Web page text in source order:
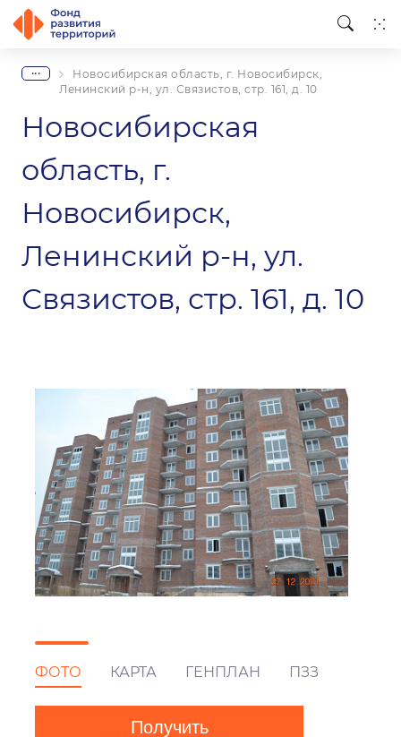
...
Новосибирская область, г. Новосибирск,
Ленинский р-н, ул. Связистов, стр. 161, д. 10
Новосибирская
область, г.
Новосибирск,
Ленинский р-н, ул.
Связистов, стр. 161, д. 10
ФОТО КАРТА ГЕНПЛАН ПЗЗ
Получить